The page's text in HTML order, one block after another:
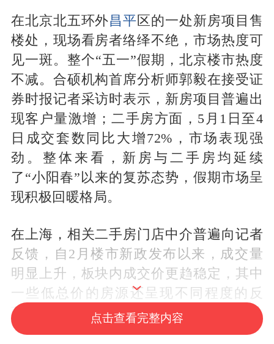
在北京北五环外昌平 区的一处新房项目售
楼处，现场看房者络绎不绝，市场热度可
见一斑。整个“五一”假期，北京楼市热度
不减。合硕机构首席分析师郭毅在接受证
券时报记者采访时表示，新房项目普遍出
现客户量激增；二手房方面，5月1日至4
日成交套数同比大增72%，市场表现强
劲。整体来看，新房与二手房均延续
了“小阳春”以来的复苏态势，假期市场呈
现积极回暖格局。
在上海，相关二手房门店中介普遍向记者
反馈，自2月楼市新政发布以来，成交量
明显上升，板块内成交价更趋稳定，其中
一些低总价的房源还呈现不同程度的反
弹。有门店经理告诉记者，3、4月份其片
区客户的带看量、房源成交量均明显反
点击查看完整内容